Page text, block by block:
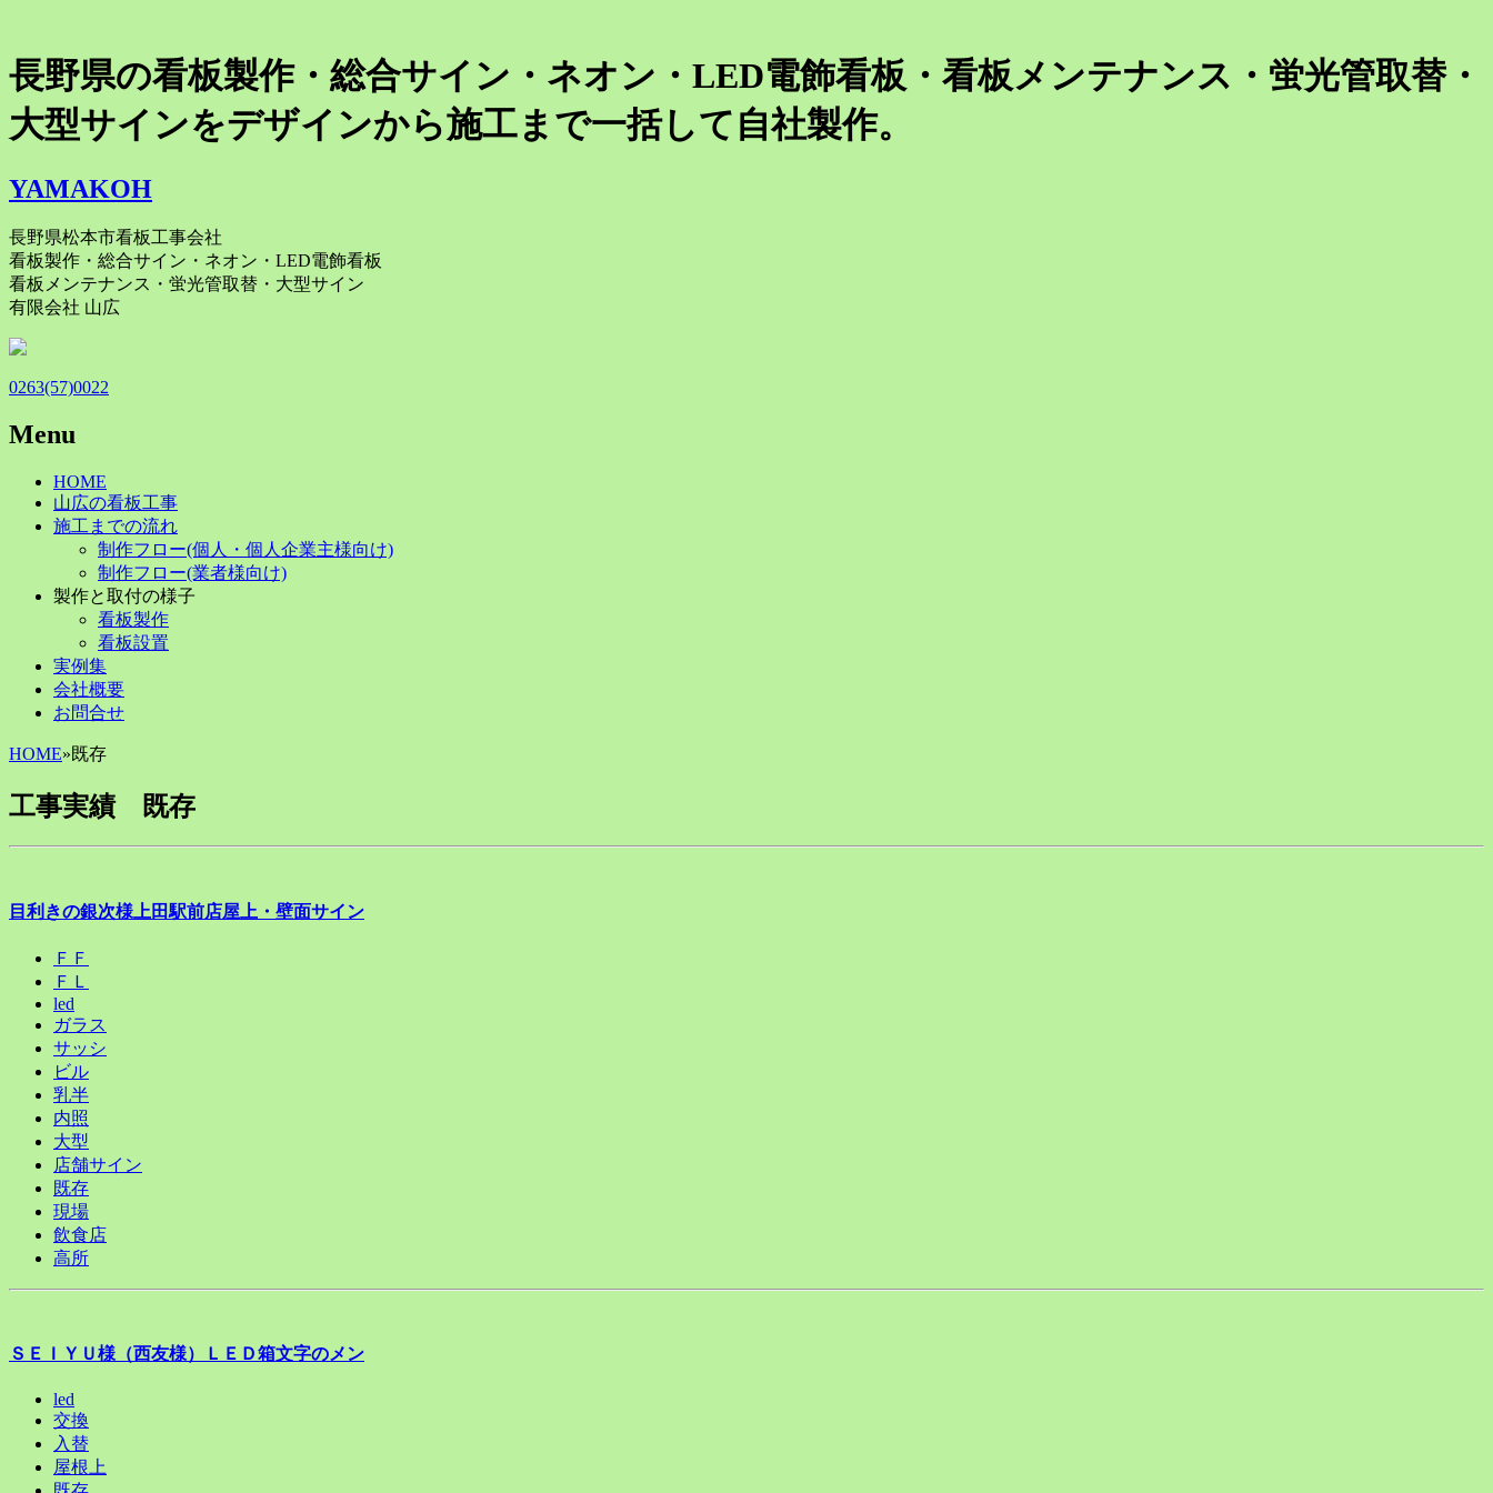
長野県の看板製作・総合サイン・ネオン・LED電飾看板・看板メンテナンス・蛍光管取替・
大型サインをデザインから施工まで一括して自社製作。
YAMAKOH
長野県松本市看板工事会社
看板製作・総合サイン・ネオン・LED電飾看板
看板メンテナンス・蛍光管取替・大型サイン
有限会社 山広
0263(57)0022
Menu
Skip
content
HOME
山広の看板工事
施工までの流れ
制作フロー(個人・個人企業主様向け)
制作フロー(業者様向け)
製作と取付の様子
看板製作
看板設置
実例集
会社概要
お問合せ
HOME»既存
工事実績 既存
目利きの銀次様上田駅前店屋上・壁面サイン
ＦＦ
ＦＬ
led
ガラス
サッシ
ビル
乳半
内照
大型
店舗サイン
既存
現場
飲食店
高所
ＳＥＩＹＵ様（西友様）ＬＥＤ箱文字のメン
led
交換
入替
屋根上